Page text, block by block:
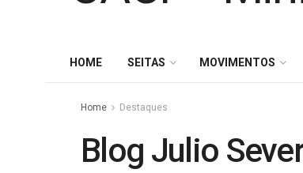
HOME SEITAS MOVIMENTOS
Home Destaques
Blog Julio